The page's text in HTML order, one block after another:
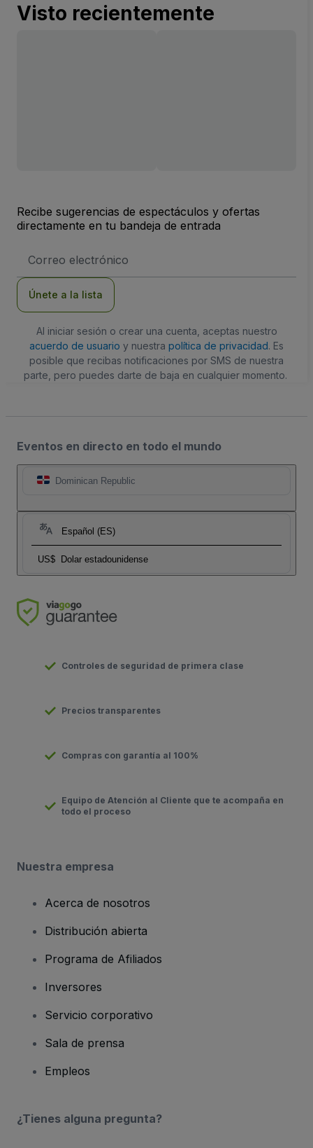
Visto recientemente
Recibe sugerencias de espectáculos y ofertas
directamente en tu bandeja de entrada
de
Únete a la lista
Al iniciar sesión o crear una cuenta, aceptas nuestro
acuerdo de usuario y nuestra política de privacidad. Es
posible que recibas notificaciones por SMS de nuestra
parte, pero puedes darte de baja en cualquier momento.
Eventos en directo en todo el mundo
Dominican Republic
Español (ES)
US$ Dolar estadounidense
Controles de seguridad de primera clase
Precios transparentes
Compras con garantía al 100%
Equipo de Atención al Cliente que te acompaña en
todo el proceso
Nuestra empresa
Acerca de nosotros
Distribución abierta
Programa de Afiliados
Inversores
Servicio corporativo
Sala de prensa
Empleos
¿Tienes alguna pregunta?